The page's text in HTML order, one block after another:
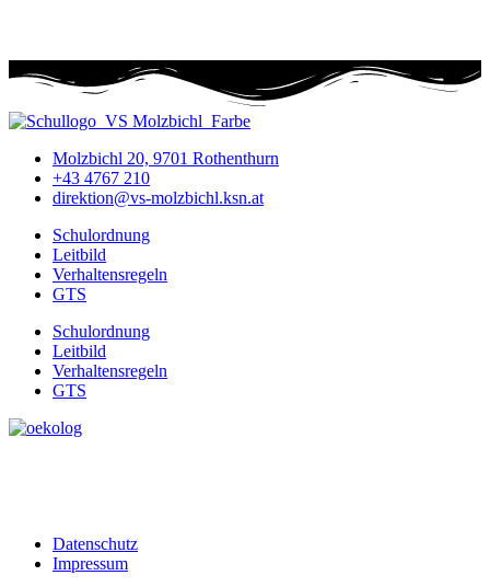
Molzbichl 20, 9701 Rothenthurn
+43 4767 210
direktion@vs-molzbichl.ksn.at
Schulordnung
Leitbild
Verhaltensregeln
GTS
Schulordnung
Leitbild
Verhaltensregeln
GTS
Datenschutz
Impressum